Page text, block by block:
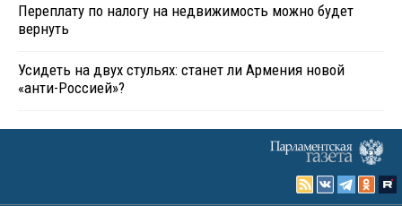
Переплату по налогу на недвижимость можно будет
вернуть
Усидеть на двух стульях: станет ли Армения новой
«анти-Россией»?